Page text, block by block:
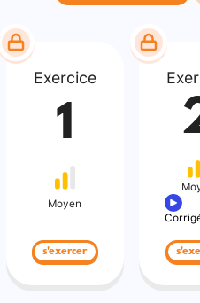
Exercice
1
Moyen
s'exercer